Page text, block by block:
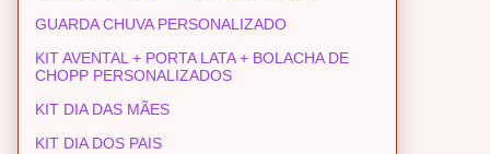
GUARDA CHUVA PERSONALIZADO
KIT AVENTAL + PORTA LATA + BOLACHA DE
CHOPP PERSONALIZADOS
KIT DIA DAS MÃES
KIT DIA DOS PAIS